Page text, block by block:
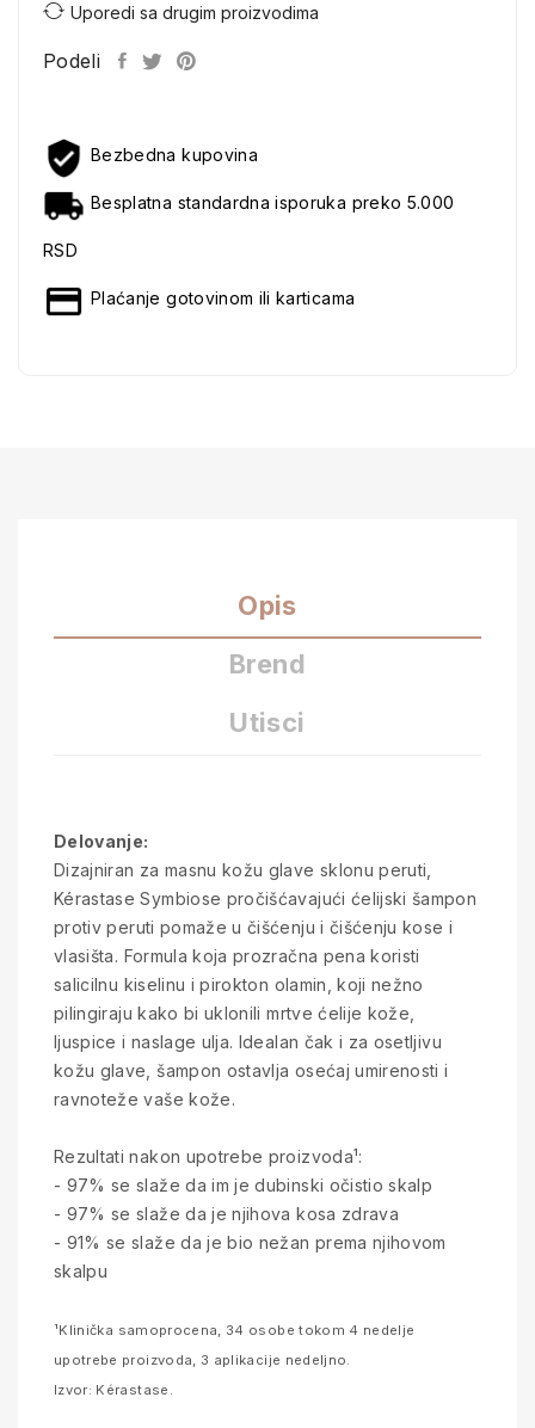
Uporedi sa drugim proizvodima
Podeli
Bezbedna kupovina
Besplatna standardna isporuka preko 5.000
RSD
Plaćanje gotovinom ili karticama
Opis
Brend
Utisci
Delovanje:
Dizajniran za masnu kožu glave sklonu peruti,
Kérastase Symbiose pročišćavajući ćelijski šampon
protiv peruti pomaže u čišćenju i čišćenju kose i
vlasišta. Formula koja prozračna pena koristi
salicilnu kiselinu i pirokton olamin, koji nežno
pilingiraju kako bi uklonili mrtve ćelije kože,
ljuspice i naslage ulja. Idealan čak i za osetljivu
kožu glave, šampon ostavlja osećaj umirenosti i
ravnoteže vaše kože.
Rezultati nakon upotrebe proizvoda¹:
- 97% se slaže da im je dubinski očistio skalp
- 97% se slaže da je njihova kosa zdrava
- 91% se slaže da je bio nežan prema njihovom
skalpu
¹Klinička samoprocena, 34 osobe tokom 4 nedelje
upotrebe proizvoda, 3 aplikacije nedeljno.
Izvor: Kérastase.